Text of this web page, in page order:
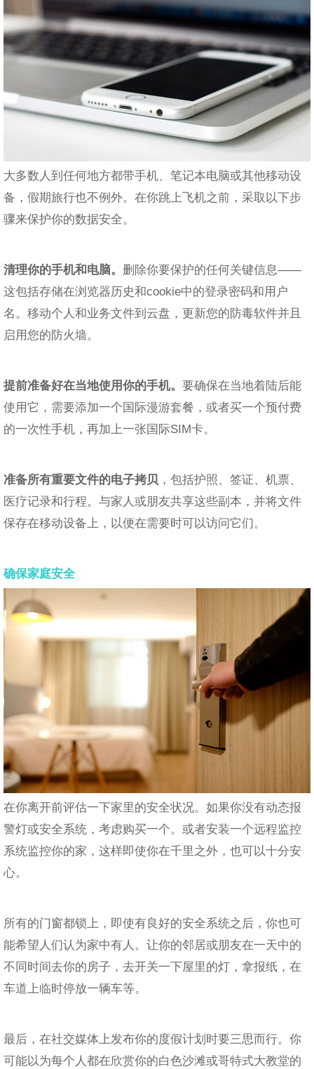
大多数人到任何地方都带手机、笔记本电脑或其他移动设
备，假期旅行也不例外。在你跳上飞机之前，采取以下步
骤来保护你的数据安全。
清理你的手机和电脑。 删除你要保护的任何关键信息——
这包括存储在浏览器历史和cookie中的登录密码和用户
名。移动个人和业务文件到云盘，更新您的防毒软件并且
启用您的防火墙。
提前准备好在当地使用你的手机。 要确保在当地着陆后能
使用它，需要添加一个国际漫游套餐，或者买一个预付费
的一次性手机，再加上一张国际SIM卡。
准备所有重要文件的电子拷贝 ，包括护照、签证、机票、
医疗记录和行程。与家人或朋友共享这些副本，并将文件
保存在移动设备上，以便在需要时可以访问它们。
确保家庭安全
在你离开前评估一下家里的安全状况。如果你没有动态报
警灯或安全系统，考虑购买一个。或者安装一个远程监控
系统监控你的家，这样即使你在千里之外，也可以十分安
心。
所有的门窗都锁上，即使有良好的安全系统之后，你也可
能希望人们认为家中有人。让你的邻居或朋友在一天中的
不同时间去你的房子，去开关一下屋里的灯，拿报纸，在
车道上临时停放一辆车等。
最后，在社交媒体上发布你的度假计划时要三思而行。你
可能以为每个人都在欣赏你的白色沙滩或哥特式大教堂的